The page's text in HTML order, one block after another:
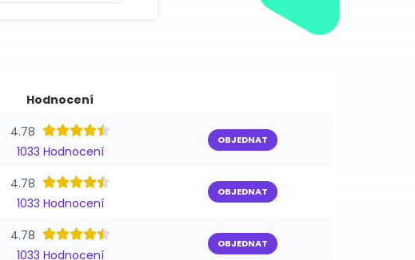
Hodnocení
4.78
1033 Hodnocení
OBJEDNAT
4.78
1033 Hodnocení
OBJEDNAT
4.78
1033 Hodnocení
OBJEDNAT